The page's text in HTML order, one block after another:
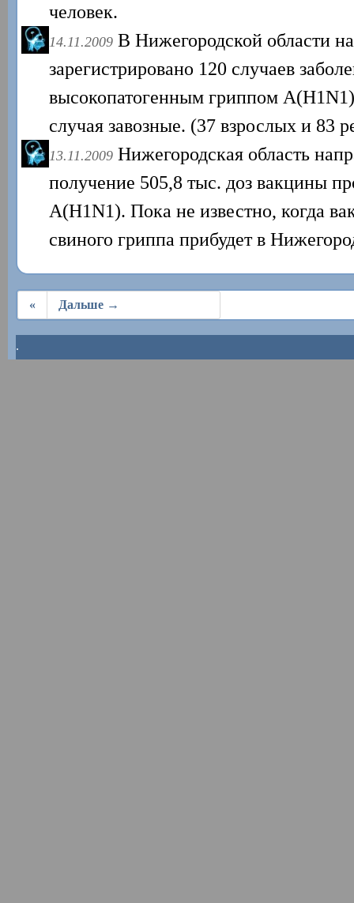
человек.
14.11.2009 В Нижегородской области
зарегистрировано 120 случаев
высокопатогенным гриппом
случая завозные. (37 взрослых и 83
13.11.2009 Нижегородская область
получение 505,8 тыс. доз вакцины
A(H1N1). Пока не известно, когда
свиного гриппа прибудет в
« Дальше →
.